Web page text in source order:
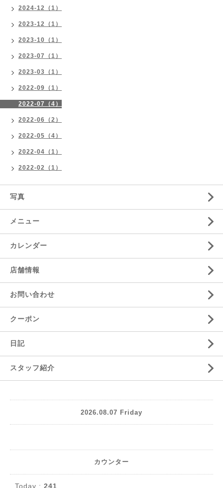
2024-12（1）
2023-12（1）
2023-10（1）
2023-07（1）
2023-03（1）
2022-09（1）
2022-07（4）
2022-06（2）
2022-05（4）
2022-04（1）
2022-02（1）
写真
メニュー
カレンダー
店舗情報
お問い合わせ
クーポン
日記
スタッフ紹介
2026.08.07 Friday
カウンター
Today : 241